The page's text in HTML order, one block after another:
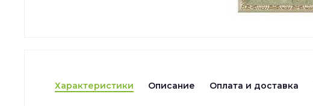
Характеристики Описание Оплата и доставка